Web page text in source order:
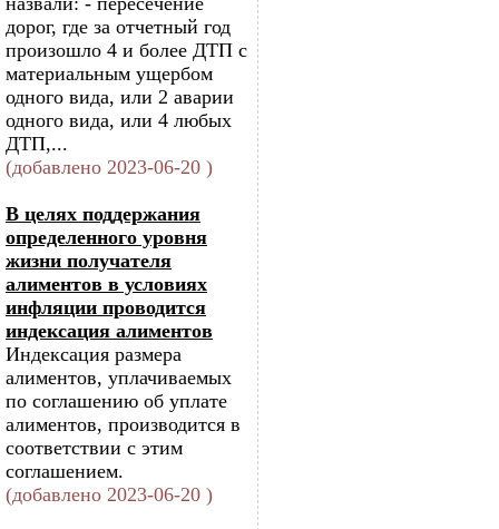
дорог, где за отчетный год
произошло 4 и более ДТП с
материальным ущербом
одного вида, или 2 аварии
одного вида, или 4 любых
ДТП,...
(добавлено 2023-06-20 )
В целях поддержания
определенного уровня
жизни получателя
алиментов в условиях
инфляции проводится
индексация алиментов
Индексация размера
алиментов, уплачиваемых
по соглашению об уплате
алиментов, производится в
соответствии с этим
соглашением.
(добавлено 2023-06-20 )